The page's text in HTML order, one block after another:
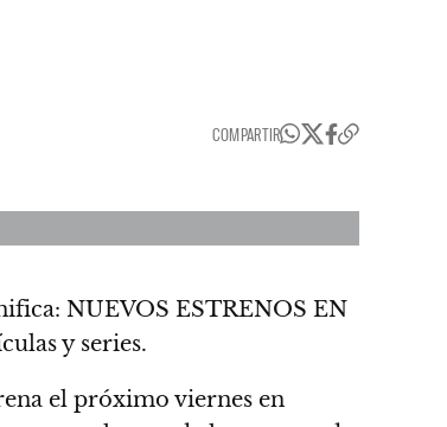
COMPARTIR
NUEVOS ESTRENOS EN
y series.
el próximo viernes en